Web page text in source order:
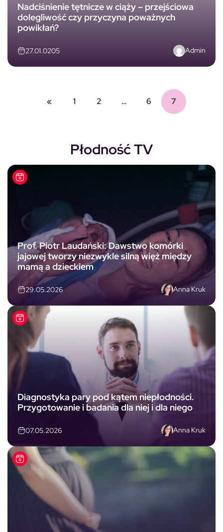
Nadciśnienie tętnicze w ciąży – przejściowa
dolegliwość czy przyczyna poważnych
powikłań?
27.01.0205 Admin
« 1 2 … 6 7
Płodność TV
Prof. Piotr Laudański: Dawstwo komórki
jajowej tworzy niezwykle silną więź między
mamą a dzieckiem
29.05.2026 Anna Kruk
Diagnostyka pary pod kątem niepłodności.
Przygotowanie i badania dla niej i dla niego
07.05.2026 Anna Kruk